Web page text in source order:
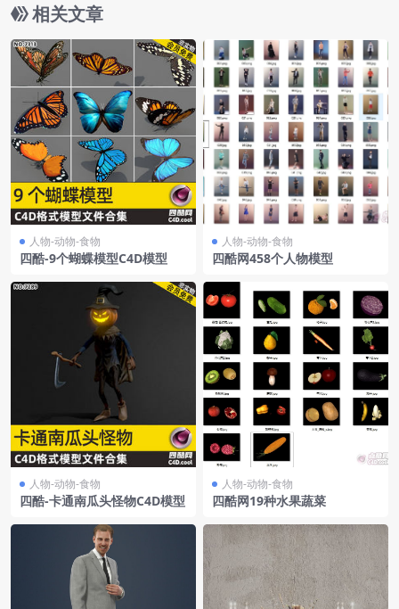
相关文章
人物-动物-食物
四酷-9个蝴蝶模型C4D模型
人物-动物-食物
四酷网458个人物模型
人物-动物-食物
四酷-卡通南瓜头怪物C4D模型
人物-动物-食物
四酷网19种水果蔬菜